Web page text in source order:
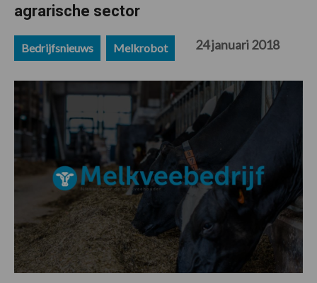
agrarische sector
Bedrijfsnieuws Melkrobot 24 januari 2018